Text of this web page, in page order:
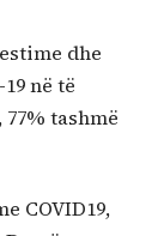
dhe
në të
tashmë
COVID19,